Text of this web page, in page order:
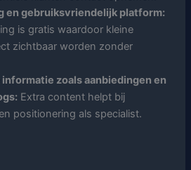
en gebruiksvriendelijk platform:
is gratis waardoor kleine
zichtbaar worden zonder
zoals aanbiedingen en
Extra content helpt bij
positionering als specialist.